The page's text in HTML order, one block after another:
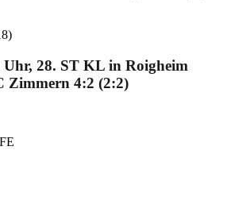
Uhr, 28. ST KL in Roigheim
Zimmern 4:2 (2:2)